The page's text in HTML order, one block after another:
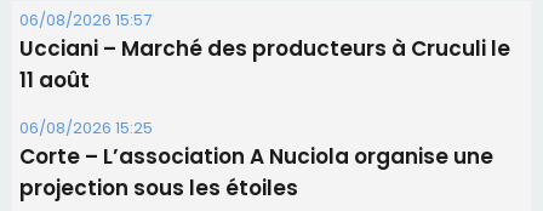
06/08/2026 15:57
Ucciani – Marché des producteurs à Cruculi le
11 août
06/08/2026 15:25
Corte – L’association A Nuciola organise une
projection sous les étoiles